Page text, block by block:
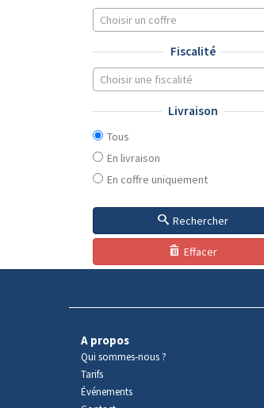
Choisir un coffre
Fiscalité
Choisir une fiscalité
Livraison
Tous
En livraison
En coffre uniquement
Rechercher
Effacer
A propos
Qui sommes-nous ?
Tarifs
Événements